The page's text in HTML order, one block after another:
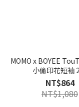
MOMO x BOYEE
小偷印花短袖
NT$864
NT$1,080